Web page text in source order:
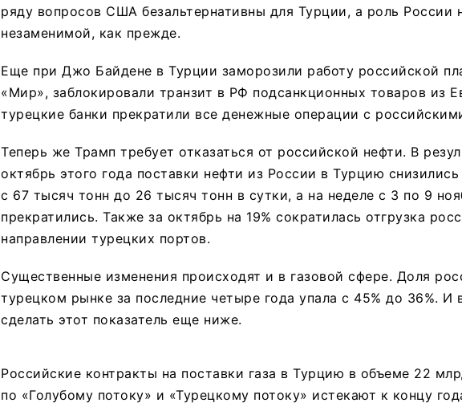
ряду вопросов США безальтернативны для Турции, а роль России
незаменимой, как прежде.
Еще при Джо Байдене в Турции заморозили работу российской
«Мир», заблокировали транзит в РФ подсанкционных товаров из
турецкие банки прекратили все денежные операции с
Теперь же Трамп требует отказаться от российской нефти. В
октябрь этого года поставки нефти из России в Турцию
с 67 тысяч тонн до 26 тысяч тонн в сутки, а на неделе с 3 по 9
прекратились. Также за октябрь на 19% сократилась отгрузка
направлении турецких портов.
Существенные изменения происходят и в газовой сфере. Доля
турецком рынке за последние четыре года упала с 45% до 36%. И
сделать этот показатель еще ниже.
Российские контракты на поставки газа в Турцию в объеме 22
по «Голубому потоку» и «Турецкому потоку» истекают к концу